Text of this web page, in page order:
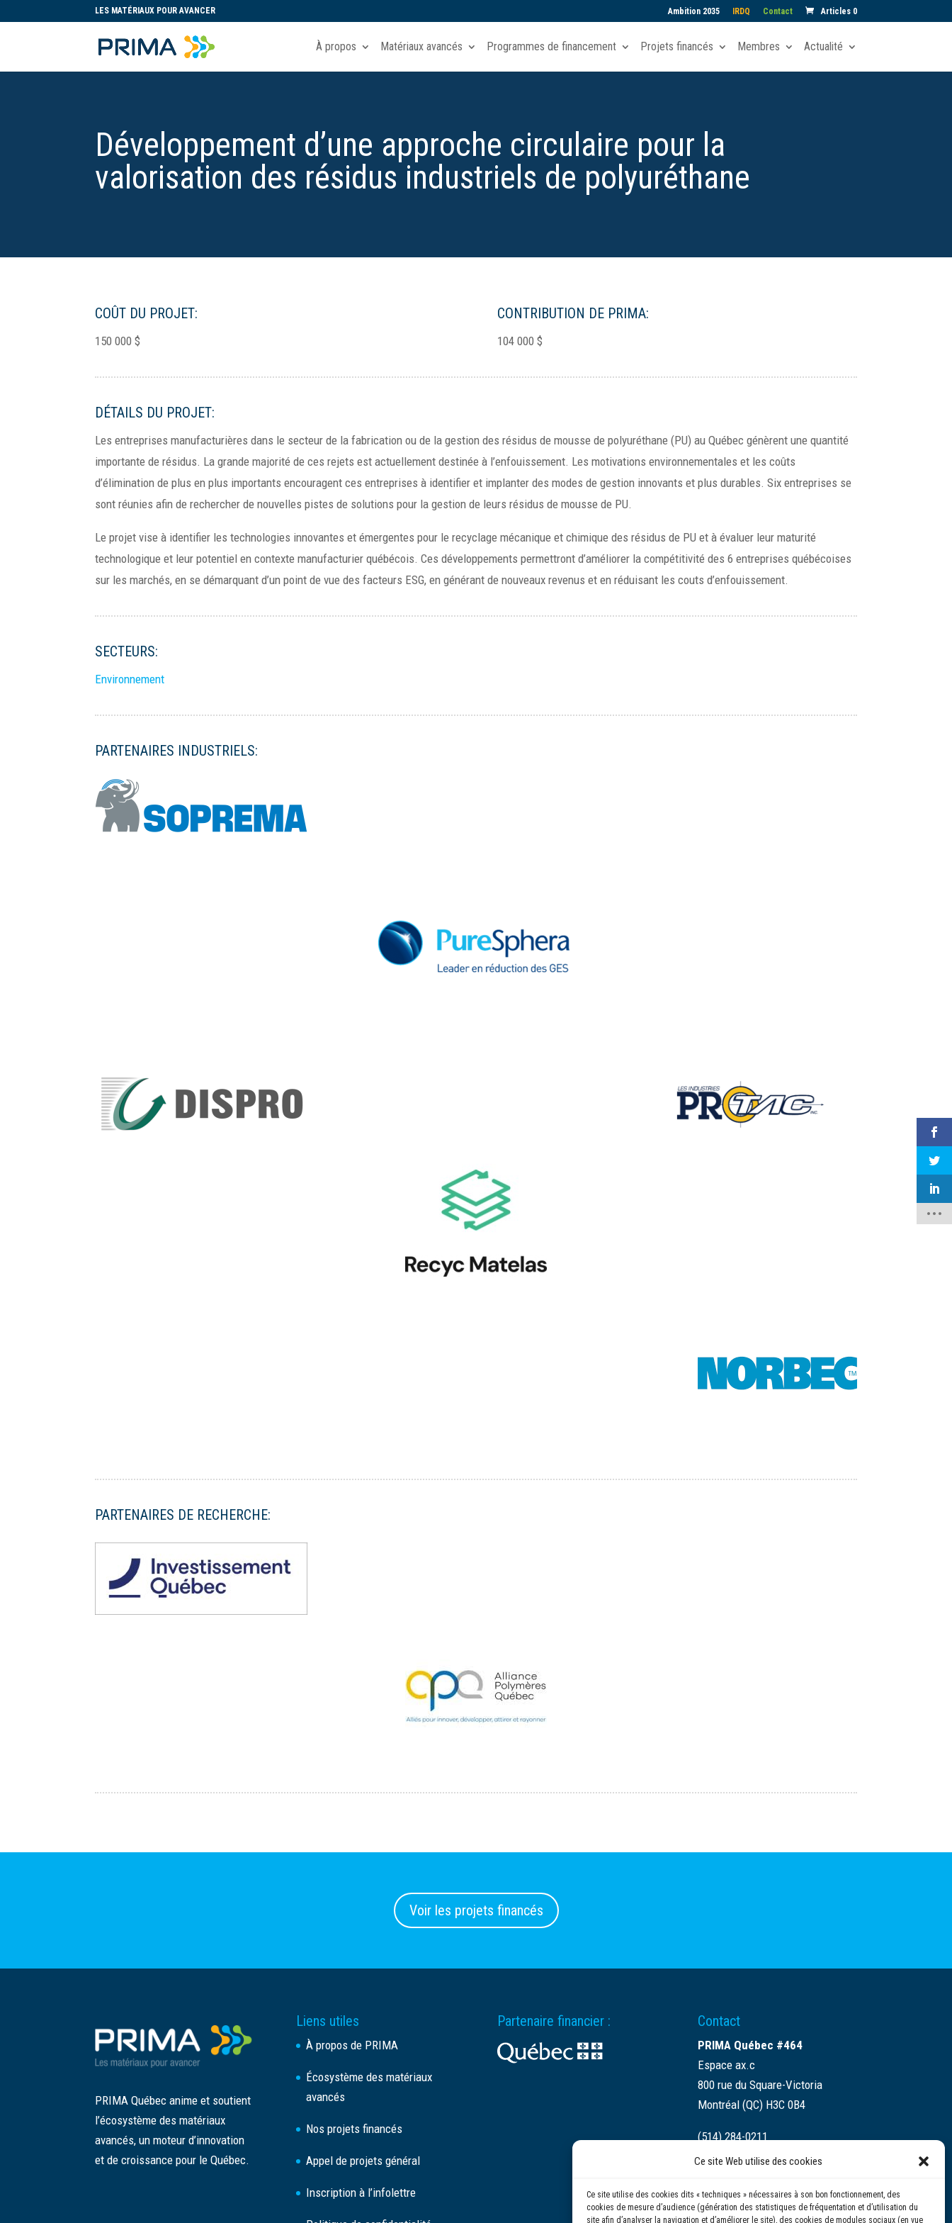
Ce site Web utilise des cookies
Ce site utilise des cookies dits « techniques » nécessaires à son bon fonctionnement, des
cookies de mesure d’audience (génération des statistiques de fréquentation et d’utilisation du
site afin d’analyser la navigation et d’améliorer le site), des cookies de modules sociaux (en vue
LES MATÉRIAUX POUR AVANCER Ambition 2035 IRDQ Contact Articles 0
À propos Matériaux avancés Programmes de financement Projets financés Membres Actualité
Développement d’une approche circulaire pour la
valorisation des résidus industriels de polyuréthane
COÛT DU PROJET:
150 000 $
CONTRIBUTION DE PRIMA:
104 000 $
DÉTAILS DU PROJET:
Les entreprises manufacturières dans le secteur de la fabrication ou de la gestion des résidus de mousse de polyuréthane (PU) au Québec génèrent une quantité
importante de résidus. La grande majorité de ces rejets est actuellement destinée à l’enfouissement. Les motivations environnementales et les coûts
d’élimination de plus en plus importants encouragent ces entreprises à identifier et implanter des modes de gestion innovants et plus durables. Six entreprises se
sont réunies afin de rechercher de nouvelles pistes de solutions pour la gestion de leurs résidus de mousse de PU.
Le projet vise à identifier les technologies innovantes et émergentes pour le recyclage mécanique et chimique des résidus de PU et à évaluer leur maturité
technologique et leur potentiel en contexte manufacturier québécois. Ces développements permettront d’améliorer la compétitivité des 6 entreprises québécoises
sur les marchés, en se démarquant d’un point de vue des facteurs ESG, en générant de nouveaux revenus et en réduisant les couts d’enfouissement.
SECTEURS:
Environnement
PARTENAIRES INDUSTRIELS:
PARTENAIRES DE RECHERCHE:
Voir les projets financés
PRIMA Québec anime et soutient
l’écosystème des matériaux
avancés, un moteur d’innovation
et de croissance pour le Québec.
Liens utiles
À propos de PRIMA
Écosystème des matériaux
avancés
Nos projets financés
Appel de projets général
Inscription à l’infolettre
Partenaire financier : Contact
PRIMA Québec #464
Espace ax.c
800 rue du Square-Victoria
Montréal (QC) H3C 0B4
(514) 284-0211
info@prima.ca